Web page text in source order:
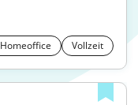
Homeoffice Vollzeit